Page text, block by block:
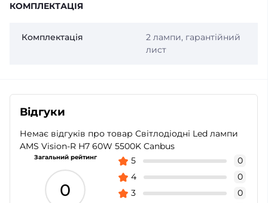
КОМПЛЕКТАЦІЯ
Комплектація
2 лампи, гарантійний
лист
Відгуки
Немає відгуків про товар Світлодіодні Led лампи
AMS Vision-R H7 60W 5500K Canbus
Загальний рейтинг
0
5
0
4
0
3
0